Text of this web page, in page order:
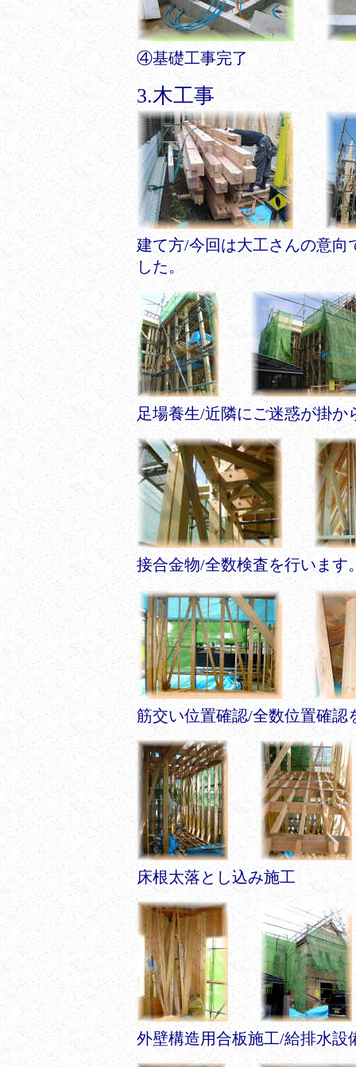
④基礎工事完了
3.木工事
建て方/今回は大工さんの意向
した。
足場養生/近隣にご迷惑が掛か
接合金物/全数検査を行い
筋交い位置確認/全数位置確
床根太落とし込み施工
外壁構造用合板施工/給排水設